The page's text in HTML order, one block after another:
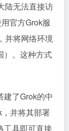
陆无法直接访
官方Grok服
并将网络环境
）。这种方式
了Grok的中
并将其部署
工具即可直接